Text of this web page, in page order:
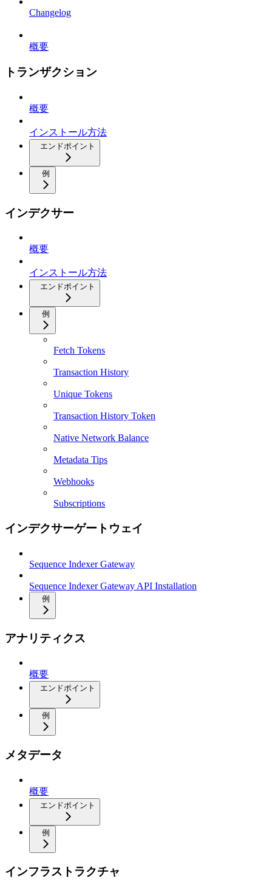
Changelog
概要
トランザクション
概要
インストール方法
エンドポイント
例
インデクサー
概要
インストール方法
エンドポイント
例
Fetch Tokens
Transaction History
Unique Tokens
Transaction History Token
Native Network Balance
Metadata Tips
Webhooks
Subscriptions
インデクサーゲートウェイ
Sequence Indexer Gateway
Sequence Indexer Gateway API Installation
例
アナリティクス
概要
エンドポイント
例
メタデータ
概要
エンドポイント
例
インフラストラクチャ